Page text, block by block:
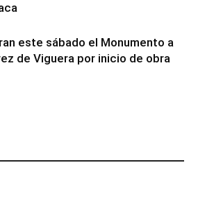
este sábado el Monumento a
de Viguera por inicio de obra